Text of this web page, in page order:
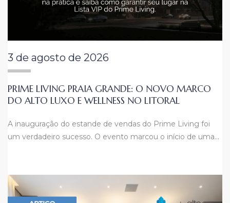
3 de agosto de 2026
PRIME LIVING PRAIA GRANDE: O NOVO MARCO
DO ALTO LUXO E WELLNESS NO LITORAL
A inauguração do estande de vendas do Prime Living foi
um verdadeiro sucesso. O evento marcou o início de uma…